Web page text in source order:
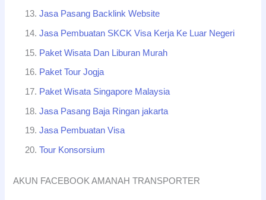
Jasa Pasang Backlink Website
Jasa Pembuatan SKCK Visa Kerja Ke Luar Negeri
Paket Wisata Dan Liburan Murah
Paket Tour Jogja
Paket Wisata Singapore Malaysia
Jasa Pasang Baja Ringan jakarta
Jasa Pembuatan Visa
Tour Konsorsium
AKUN FACEBOOK AMANAH TRANSPORTER